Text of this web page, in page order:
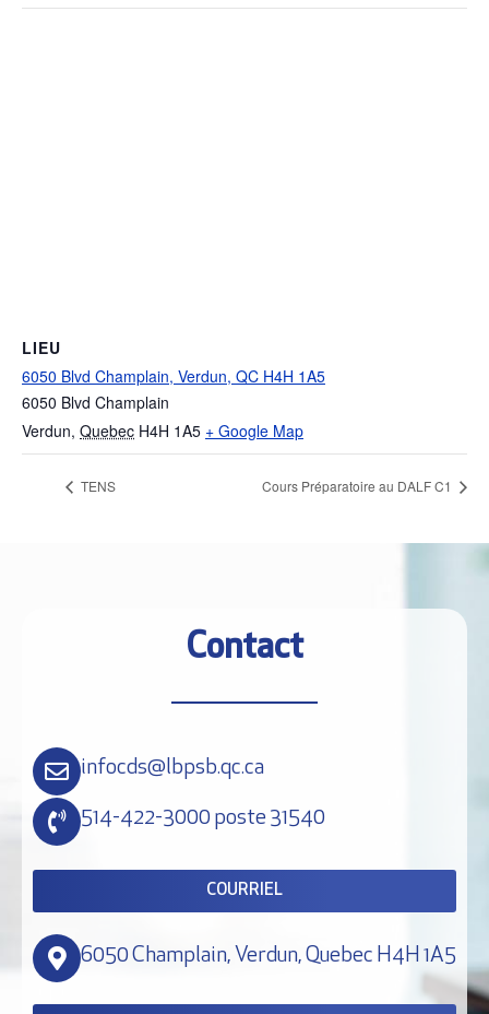
LIEU
6050 Blvd Champlain, Verdun, QC H4H 1A5
6050 Blvd Champlain
Verdun, Quebec H4H 1A5 + Google Map
TENS Cours Préparatoire au DALF C1
Contact
infocds@lbpsb.qc.ca
514-422-3000 poste 31540
COURRIEL
6050 Champlain, Verdun, Quebec H4H 1A5